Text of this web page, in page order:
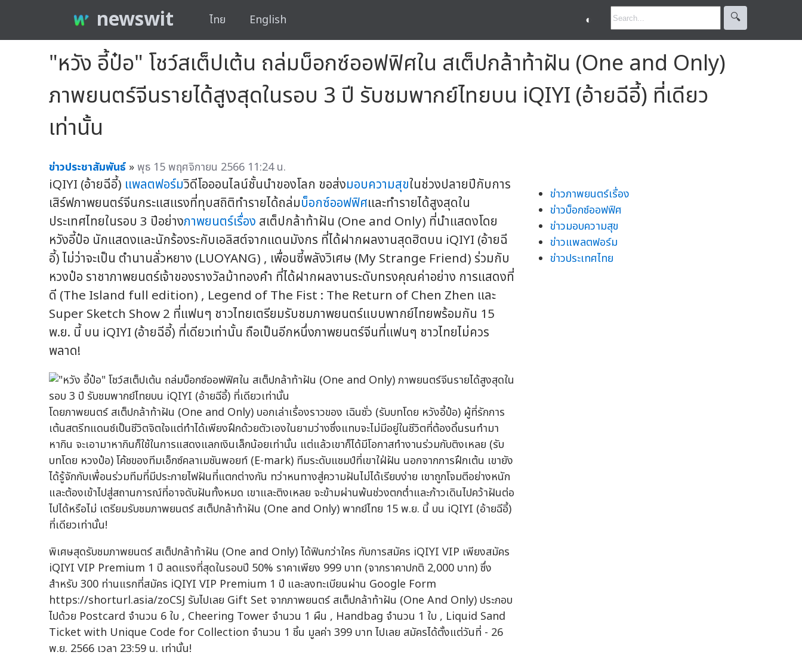
newswit ไทย English ◐ 🔍︎
"หวัง อี้ป๋อ" โชว์สเต็ปเต้น ถล่มบ็อกซ์ออฟฟิศใน สเต็ปกล้าท้าฝัน (One and Only)
ภาพยนตร์จีนรายได้สูงสุดในรอบ 3 ปี รับชมพากย์ไทยบน iQIYI (อ้ายฉีอี้) ที่เดียว
เท่านั้น
ข่าวประชาสัมพันธ์ »พุธ 15 พฤศจิกายน 2566 11:24 น.
iQIYI (อ้ายฉีอี้) แพลตฟอร์มวิดีโอออนไลน์ชั้นนำของโลก ขอส่งมอบความสุขในช่วงปลายปีกับการ
เสิร์ฟภาพยนตร์จีนกระแสแรงที่ทุบสถิติทำรายได้ถล่มบ็อกซ์ออฟฟิศและทำรายได้สูงสุดใน
ประเทศไทยในรอบ 3 ปีอย่างภาพยนตร์เรื่อง สเต็ปกล้าท้าฝัน (One and Only) ที่นำแสดงโดย
หวังอี้ป๋อ นักแสดงและนักร้องระกับเอลิสต์จากแดนมังกร ที่ได้ฝากผลงานสุดฮิตบน iQIYI (อ้ายฉี
อี้) ไม่ว่าจะเป็น ตำนานลั่วหยาง (LUOYANG) , เพื่อนซี้พลังวิเศษ (My Strange Friend) ร่วมกับ
หวงป๋อ ราชาภาพยนตร์เจ้าของรางวัลม้าทองคำ ที่ได้ฝากผลงานระดับทรงคุณค่าอย่าง การแสดงที่
ดี (The Island full edition) , Legend of The Fist : The Return of Chen Zhen และ
Super Sketch Show 2 ที่แฟนๆ ชาวไทยเตรียมรับชมภาพยนตร์แบบพากย์ไทยพร้อมกัน 15
พ.ย. นี้ บน iQIYI (อ้ายฉีอี้) ที่เดียวเท่านั้น ถือเป็นอีกหนึ่งภาพยนตร์จีนที่แฟนๆ ชาวไทยไม่ควร
พลาด!
โดยภาพยนตร์ สเต็ปกล้าท้าฝัน (One and Only) บอกเล่าเรื่องราวของ เฉินซั่ว (รับบทโดย หวังอี้ป๋อ) ผู้ที่รักการ
เต้นสตรีทแดนซ์เป็นชีวิตจิตใจแต่ทำได้เพียงฝึกด้วยตัวเองในยามว่างซึ่งแทบจะไม่มีอยู่ในชีวิตที่ต้องดิ้นรนทำมา
หากิน จะเอามาหากินก็ใช้ในการแสดงแลกเงินเล็กน้อยเท่านั้น แต่แล้วเขาก็ได้มีโอกาสทำงานร่วมกับติงเหลย (รับ
บทโดย หวงป๋อ) โค้ชของทีมเอ็กซ์คลาเมชันพอยท์ (E-mark) ทีมระดับแชมป์ที่เขาใฝ่ฝัน นอกจากการฝึกเต้น เขายัง
ได้รู้จักกับเพื่อนร่วมทีมที่มีประกายไฟฝันที่แตกต่างกัน ทว่าหนทางสู่ความฝันไม่ได้เรียบง่าย เขาถูกโจมตีอย่างหนัก
และต้องเข้าไปสู่สถานการณ์ที่อาจดับฝันทั้งหมด เขาและติงเหลย จะข้ามผ่านพ้นช่วงตกต่ำและก้าวเดินไปคว้าฝันต่อ
ไปได้หรือไม่ เตรียมรับชมภาพยนตร์ สเต็ปกล้าท้าฝัน (One and Only) พากย์ไทย 15 พ.ย. นี้ บน iQIYI (อ้ายฉีอี้)
ที่เดียวเท่านั้น!
พิเศษสุดรับชมภาพยนตร์ สเต็ปกล้าท้าฝัน (One and Only) ได้ฟินกว่าใคร กับการสมัคร iQIYI VIP เพียงสมัคร
iQIYI VIP Premium 1 ปี ลดแรงที่สุดในรอบปี 50% ราคาเพียง 999 บาท (จากราคาปกติ 2,000 บาท) ซึ่ง
สำหรับ 300 ท่านแรกที่สมัคร iQIYI VIP Premium 1 ปี และลงทะเบียนผ่าน Google Form
https://shorturl.asia/zoCSJ รับไปเลย Gift Set จากภาพยนตร์ สเต็ปกล้าท้าฝัน (One And Only) ประกอบ
ไปด้วย Postcard จำนวน 6 ใบ , Cheering Tower จำนวน 1 ผืน , Handbag จำนวน 1 ใบ , Liquid Sand
Ticket with Unique Code for Collection จำนวน 1 ชิ้น มูลค่า 399 บาท ไปเลย สมัครได้ตั้งแต่วันที่ - 26
พ.ย. 2566 เวลา 23:59 น. เท่านั้น!
ข่าวภาพยนตร์เรื่อง
ข่าวบ็อกซ์ออฟฟิศ
ข่าวมอบความสุข
ข่าวแพลตฟอร์ม
ข่าวประเทศไทย